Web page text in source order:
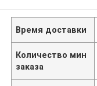
Время доставки
Количество мин
заказа